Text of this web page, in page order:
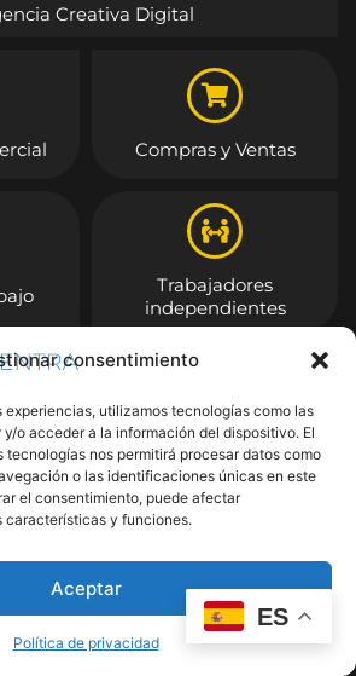
consentimiento
experiencias, utilizamos tecnologías como las
o acceder a la información del dispositivo. El
tecnologías nos permitirá procesar datos como
o las identificaciones únicas en este
el consentimiento, puede afectar
características y funciones.
Aceptar
Política de privacidad
Creativa Digital
Compras y Ventas
Trabajadores
independientes
Entrar
ES